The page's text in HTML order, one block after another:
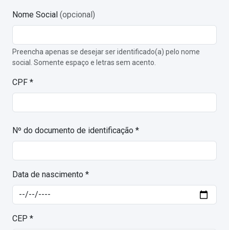
Nome Social (opcional)
Preencha apenas se desejar ser identificado(a) pelo nome
social. Somente espaço e letras sem acento.
CPF *
Nº do documento de identificação *
Data de nascimento *
CEP *